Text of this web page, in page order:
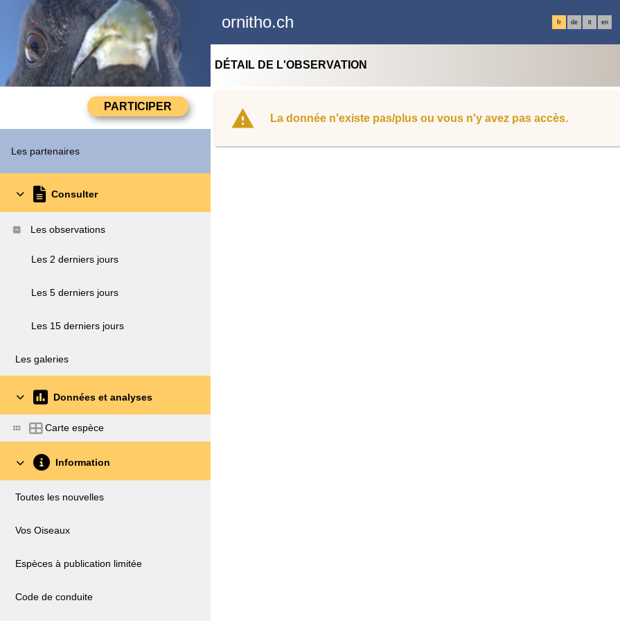
ornitho.ch fr de it en
Les partenaires
Consulter
Les observations
Les 2 derniers jours
Les 5 derniers jours
Les 15 derniers jours
Les galeries
Données et analyses
Carte espèce
Information
Toutes les nouvelles
Vos Oiseaux
Espèces à publication limitée
Code de conduite
DÉTAIL DE L'OBSERVATION
La donnée n'existe pas/plus ou vous n'y avez pas accès.